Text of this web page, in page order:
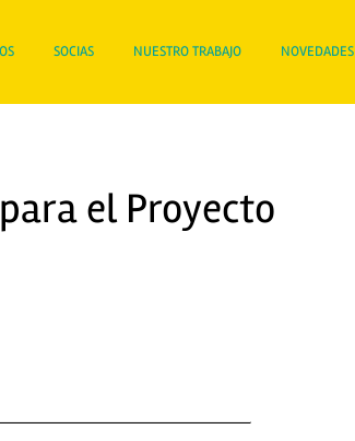
SOCIAS NUESTRO TRABAJO NOVEDADES
el Proyecto